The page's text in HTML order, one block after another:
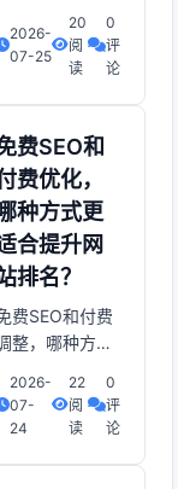
。确实是一项
充满挑战的任
，你也能成功
突破瓶颈，让你
的网站脱颖而
。为什么你的
站排名如此之
？很多公司都
：找不到合适
关键词： 盲目
猜测关键词，导
流量无
2026-
07-25
20
阅
读
0
评
论
费SEO和
费优化，
种方式更
合提升网
排名？
费SEO和付费
整，哪种方式
？在信息爆炸
的年代。站长们
2026-
07-
24
22
阅
读
0
评
论